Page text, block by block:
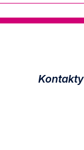
Kontakty